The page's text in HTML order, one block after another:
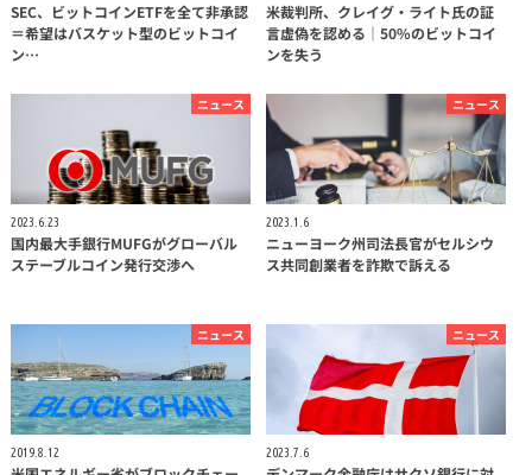
SEC、ビットコインETFを全て非承認
＝希望はバスケット型のビットコイ
ン…
米裁判所、クレイグ・ライト氏の証
言虚偽を認める｜50%のビットコイ
ンを失う
ニュース
2023.6.23
国内最大手銀行MUFGがグローバル
ステーブルコイン発行交渉へ
ニュース
2023.1.6
ニューヨーク州司法長官がセルシウ
ス共同創業者を詐欺で訴える
ニュース
2019.8.12
ニュース
2023.7.6